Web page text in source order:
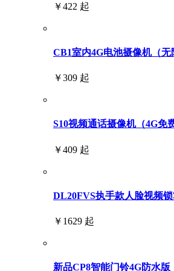
￥422 起
CB1室内4G电池摄像机（
￥309 起
S10视频通话摄像机（4G免
￥409 起
DL20FVS执手款人脸视频
￥1629 起
新品CP8智能门铃4G防水版